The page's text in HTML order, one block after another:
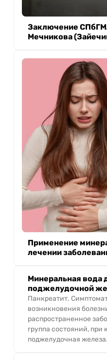
Заключение
Мечникова
Применение
лечении
Минеральная вода
поджелудочной
Панкреатит.
возникновения
распространенное
группа состояний, при
поджелудочная